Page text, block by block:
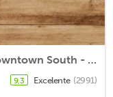
Hampton Inn & Suites Orlando/Downtown South - Medical Center
9,3 Excelente (2991)